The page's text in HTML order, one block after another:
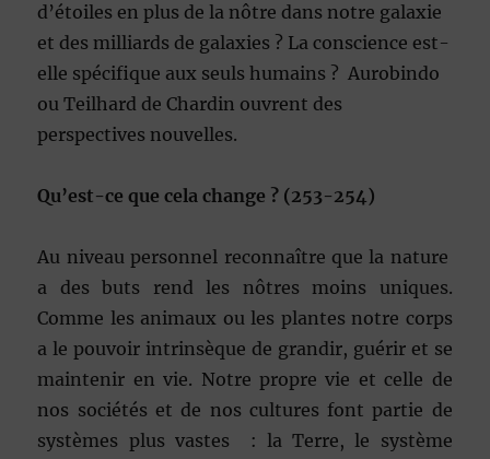
d’étoiles en plus de la nôtre dans notre galaxie
et des milliards de galaxies ? La conscience est-
elle spécifique aux seuls humains ? Aurobindo
ou Teilhard de Chardin ouvrent des
perspectives nouvelles.
Qu’est-ce que cela change ? (253-254)
Au niveau personnel reconnaître que la nature
a des buts rend les nôtres moins uniques.
Comme les animaux ou les plantes notre corps
a le pouvoir intrinsèque de grandir, guérir et se
maintenir en vie. Notre propre vie et celle de
nos sociétés et de nos cultures font partie de
systèmes plus vastes : la Terre, le système